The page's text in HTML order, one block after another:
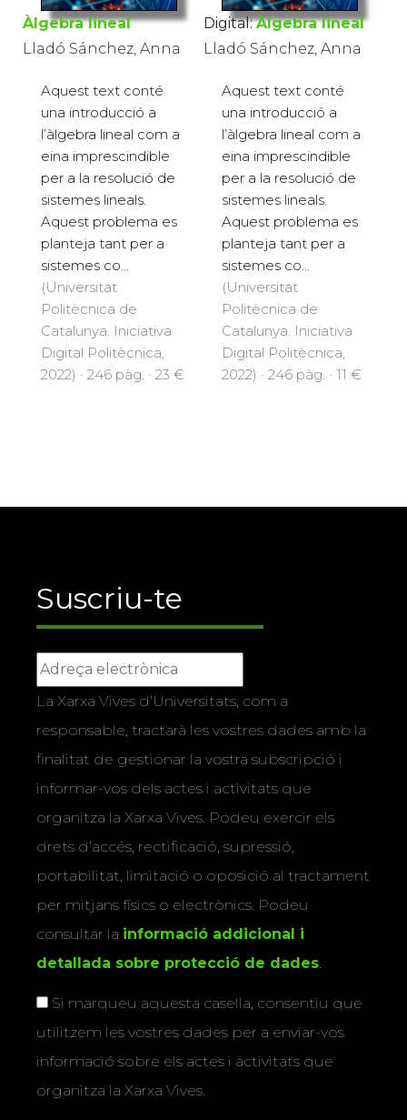
Àlgebra lineal
Lladó Sánchez, Anna
Aquest text conté
una introducció a
l’àlgebra lineal com a
eina imprescindible
per a la resolució de
sistemes lineals.
Aquest problema es
planteja tant per a
sistemes co...
(Universitat
Politècnica de
Catalunya. Iniciativa
Digital Politècnica,
2022) · 246 pàg. · 23 €
Digital: Àlgebra lineal
Lladó Sánchez, Anna
Aquest text conté
una introducció a
l’àlgebra lineal com a
eina imprescindible
per a la resolució de
sistemes lineals.
Aquest problema es
planteja tant per a
sistemes co...
(Universitat
Politècnica de
Catalunya. Iniciativa
Digital Politècnica,
2022) · 246 pàg. · 11 €
Suscriu-te
La Xarxa Vives d’Universitats, com a
responsable, tractarà les vostres dades amb la
finalitat de gestionar la vostra subscripció i
informar-vos dels actes i activitats que
organitza la Xarxa Vives. Podeu exercir els
drets d’accés, rectificació, supressió,
portabilitat, limitació o oposició al tractament
per mitjans físics o electrònics. Podeu
consultar la informació addicional i
detallada sobre protecció de dades
Si marqueu aquesta casella, consentiu que
utilitzem les vostres dades per a enviar-vos
informació sobre els actes i activitats que
organitza la Xarxa Vives.